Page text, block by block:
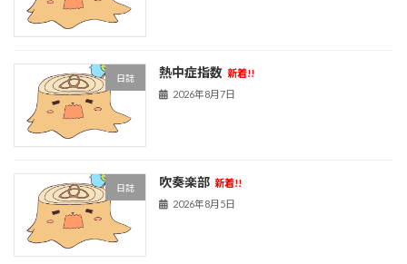
日誌 熱中症指数 新着!!
2026年8月7日
日誌 吹奏楽部 新着!!
2026年8月5日